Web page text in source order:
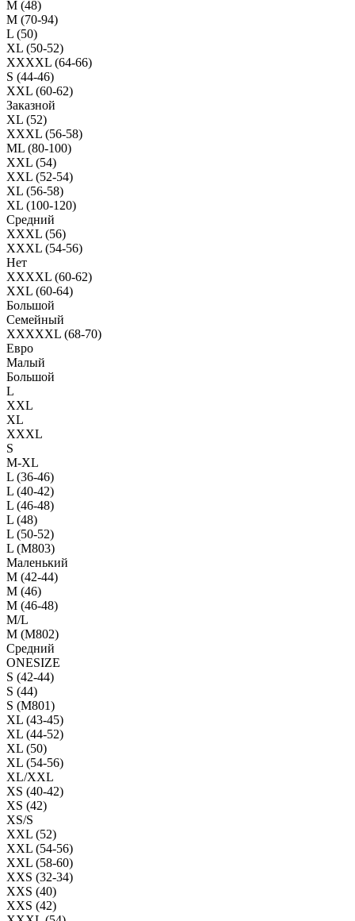
M (48)
M (70-94)
L (50)
XL (50-52)
XXXXL (64-66)
S (44-46)
XXL (60-62)
Заказной
XL (52)
XXXL (56-58)
ML (80-100)
XXL (54)
XXL (52-54)
XL (56-58)
XL (100-120)
Средний
XXXL (56)
XXXL (54-56)
Нет
XXXXL (60-62)
XXL (60-64)
Большой
Семейный
XXXXXL (68-70)
Евро
Малый
Большой
L
XXL
XL
XXXL
S
M-XL
L (36-46)
L (40-42)
L (46-48)
L (48)
L (50-52)
L (M803)
Маленький
М (42-44)
M (46)
M (46-48)
M/L
M (M802)
Средний
ONESIZE
S (42-44)
S (44)
S (M801)
XL (43-45)
XL (44-52)
XL (50)
XL (54-56)
XL/XXL
XS (40-42)
XS (42)
XS/S
XXL (52)
XXL (54-56)
XXL (58-60)
XXS (32-34)
XXS (40)
XXS (42)